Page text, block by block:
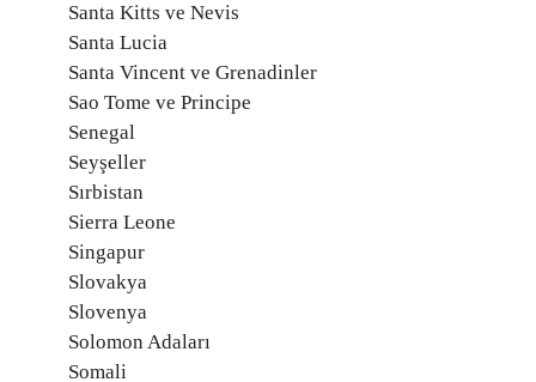
Santa Kitts ve Nevis
Santa Lucia
Santa Vincent ve Grenadinler
Sao Tome ve Principe
Senegal
Seyşeller
Sırbistan
Sierra Leone
Singapur
Slovakya
Slovenya
Solomon Adaları
Somali